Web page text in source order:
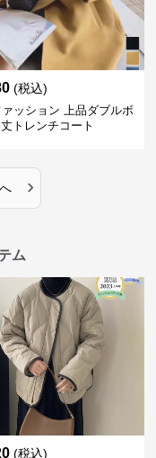
(税込)
ッション 上品ダブルボ
トレンチコート
›
ム
(税込)